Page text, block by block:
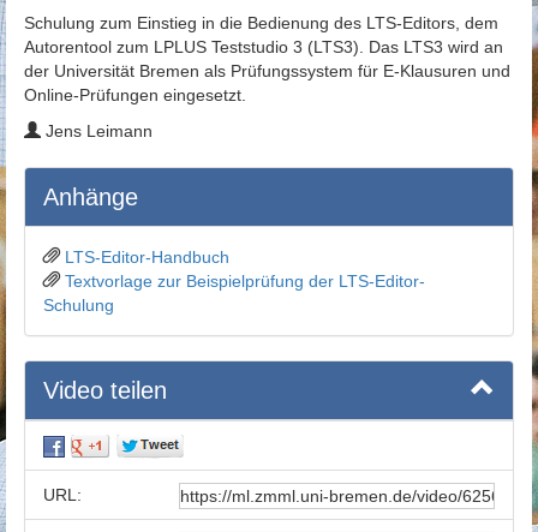
Schulung zum Einstieg in die Bedienung des LTS-Editors, dem
Autorentool zum LPLUS Teststudio 3 (LTS3). Das LTS3 wird an
der Universität Bremen als Prüfungssystem für E-Klausuren und
Online-Prüfungen eingesetzt.
Jens Leimann
Anhänge
LTS-Editor-Handbuch
Textvorlage zur Beispielprüfung der LTS-Editor-
Schulung
Video teilen
URL: